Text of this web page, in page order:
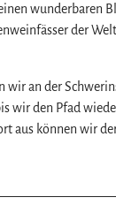
wunderbaren
der
wir an der
wir den Pfad
aus können wir